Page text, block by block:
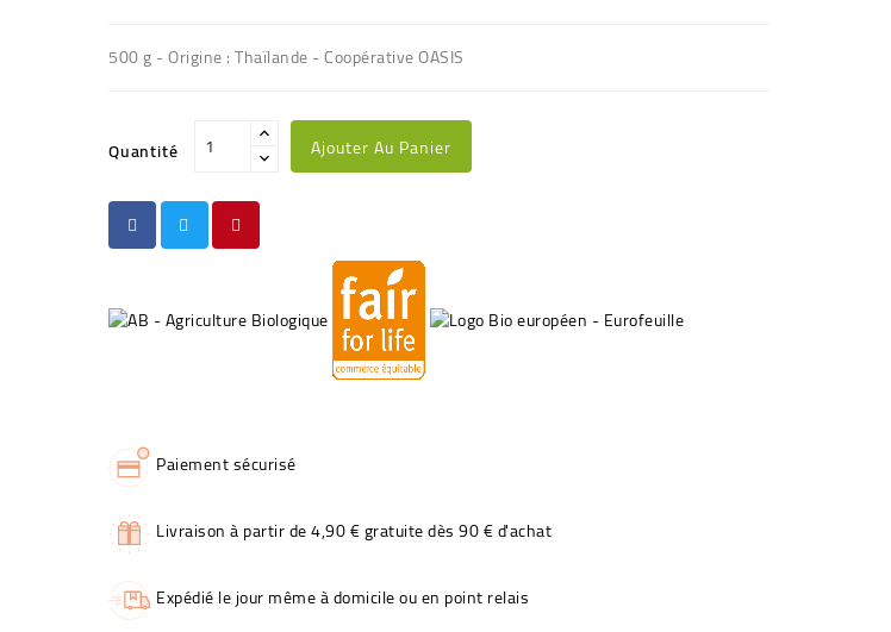
500 g - Origine : Thaïlande - Coopérative OASIS
Quantité Ajouter Au Panier
Paiement sécurisé
Livraison à partir de 4,90 € gratuite dès 90 € d'achat
Expédié le jour même à domicile ou en point relais